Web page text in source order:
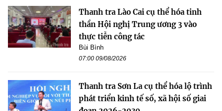
Thanh tra Lào Cai cụ thể hóa tinh
thần Hội nghị Trung ương 3 vào
thực tiễn công tác
Bùi Bình
07:00 09/08/2026
Thanh tra Sơn La cụ thể hóa lộ trình
phát triển kinh tế số, xã hội số giai